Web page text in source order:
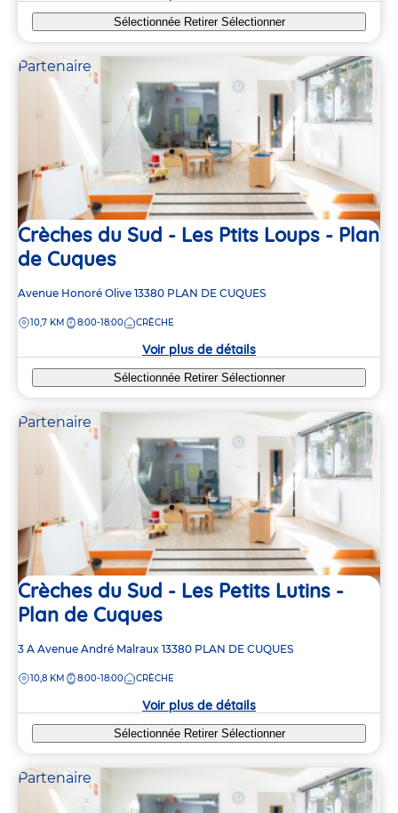
Sélectionnée Retirer Sélectionner
Partenaire
Crèches du Sud - Les Ptits Loups - Plan
de Cuques
Adresse
la
Avenue Honoré Olive 13380 PLAN DE CUQUES
DISTANCE
10,7 KM 8:00-18:00 CRÈCHE
Voir plus de détails
Sélectionnée Retirer Sélectionner
Partenaire
Crèches du Sud - Les Petits Lutins -
Plan de Cuques
Adresse
la
3 A Avenue André Malraux 13380 PLAN DE CUQUES
DISTANCE
10,8 KM 8:00-18:00 CRÈCHE
Voir plus de détails
Sélectionnée Retirer Sélectionner
Partenaire